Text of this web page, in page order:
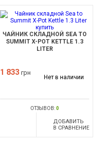
ЧАЙНИК СКЛАДНОЙ SEA TO
SUMMIT X-POT KETTLE 1.3
LITER
1 833 грн
Нет в наличии
ОТЗЫВОВ:0
ДОБАВИТЬ
В СРАВНЕНИЕ